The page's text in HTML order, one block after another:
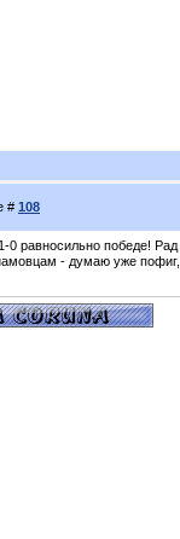
# 108
равносильно победе!
- думаю уже пофиг,